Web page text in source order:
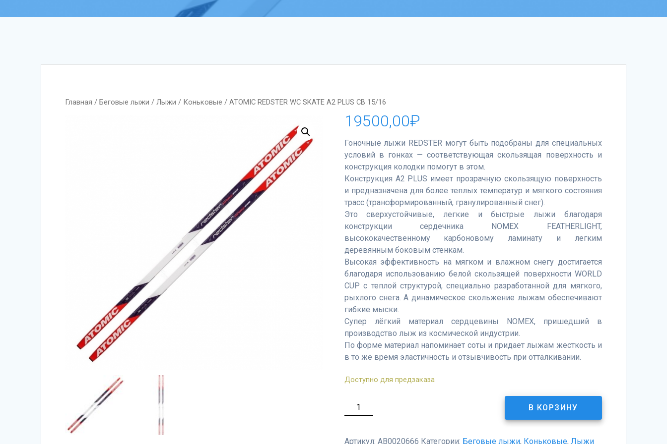
Главная /Беговые лыжи /Лыжи / Коньковые / ATOMIC REDSTER WC SKATE A2 PLUS CB 15/16
19500,00₽
Гоночные лыжи REDSTER могут быть подобраны для специальных
условий в гонках — соответствующая скользящая поверхность и
конструкция колодки помогут в этом.
Конструкция А2 PLUS имеет прозрачную скользящую поверхность
и предназначена для более теплых температур и мягкого состояния
трасс (трансформированный, гранулированный снег).
Это сверхустойчивые, легкие и быстрые лыжи благодаря
конструкции сердечника NOMEX FEATHERLIGHT,
высококачественному карбоновому ламинату и легким
деревянным боковым стенкам.
Высокая эффективность на мягком и влажном снегу достигается
благодаря использованию белой скользящей поверхности WORLD
CUP с теплой структурой, специально разработанной для мягкого,
рыхлого снега. А динамическое скольжение лыжам обеспечивают
гибкие мыски.
Супер лёгкий материал сердцевины NOMEX, пришедший в
производство лыж из космической индустрии.
По форме материал напоминает соты и придает лыжам жесткость и
в то же время эластичность и отзывчивость при отталкивании.
Доступно для предзаказа
Количество
товара
REDSTER
В КОРЗИНУ
Артикул: AB0020666 Категории: Беговые лыжи, Коньковые, Лыжи